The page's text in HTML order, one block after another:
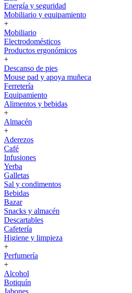
Energía y seguridad
Mobiliario y equipamiento
+
Mobiliario
Electrodomésticos
Productos ergonómicos
+
Descanso de pies
Mouse pad y apoya muñeca
Ferretería
Equipamiento
Alimentos y bebidas
+
Almacén
+
Aderezos
Café
Infusiones
Yerba
Galletas
Sal y condimentos
Bebidas
Bazar
Snacks y almacén
Descartables
Cafetería
Higiene y limpieza
+
Perfumería
+
Alcohol
Botiquín
Jabones